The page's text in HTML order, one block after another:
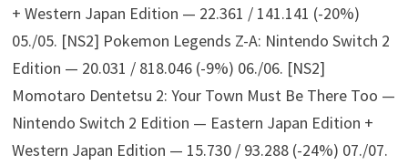
+ Western Japan Edition — 22.361 / 141.141 (-20%)
05./05. [NS2] Pokemon Legends Z-A: Nintendo Switch 2
Edition — 20.031 / 818.046 (-9%) 06./06. [NS2]
Momotaro Dentetsu 2: Your Town Must Be There Too —
Nintendo Switch 2 Edition — Eastern Japan Edition +
Western Japan Edition — 15.730 / 93.288 (-24%) 07./07.